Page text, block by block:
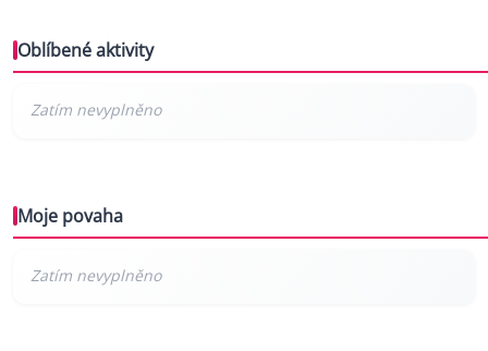
Oblíbené aktivity
Moje povaha